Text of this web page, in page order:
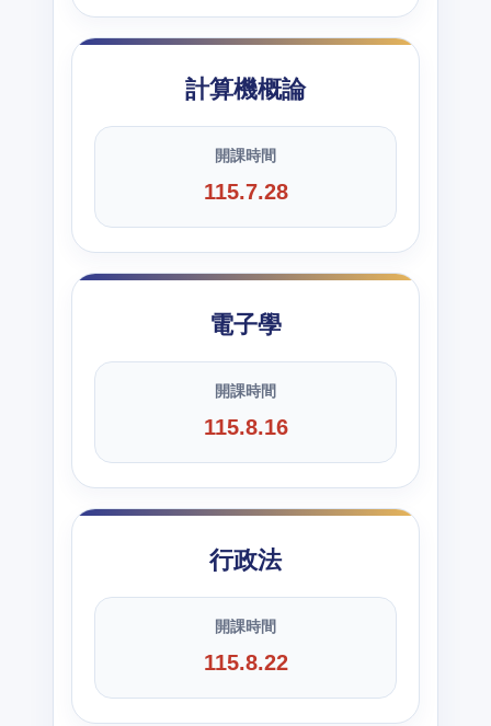
計算機概論
開課時間
115.7.28
電子學
開課時間
115.8.16
行政法
開課時間
115.8.22